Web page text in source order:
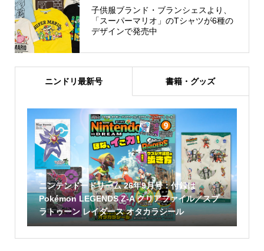
子供服ブランド・ブランシェスより、
「スーパーマリオ」のTシャツが6種の
デザインで発売中
ニンドリ最新号 書籍・グッズ
ニンテンドードリーム 26年9月号：付録は
Pokémon LEGENDS Z-A クリアファイル／スプ
ラトゥーン レイダース オタカラシール